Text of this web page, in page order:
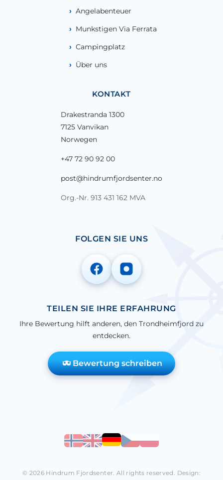
Angelabenteuer
Munkstigen Via Ferrata
Campingplatz
Über uns
KONTAKT
Drakestranda 1300
7125 Vanvikan
Norwegen
+47 72 90 92 00
post@hindrumfjordsenter.no
Org.-Nr. 913 431 162 MVA
FOLGEN SIE UNS
TEILEN SIE IHRE ERFAHRUNG
Ihre Bewertung hilft anderen, den Trondheimfjord zu
entdecken.
Bewertung schreiben
© 2026 Hindrum Fjordsenter. All rights reserved. Design: